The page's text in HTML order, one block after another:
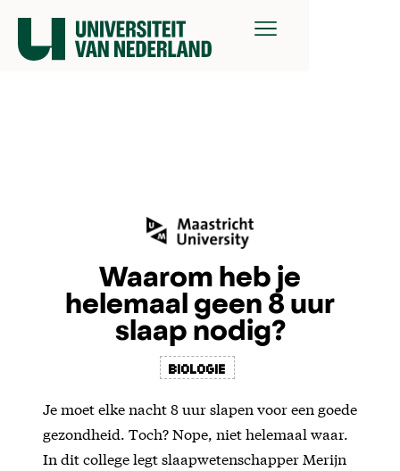
Waarom heb je
helemaal geen 8 uur
slaap nodig?
biologie
Je moet elke nacht 8 uur slapen voor een goede
gezondheid. Toch? Nope, niet helemaal waar.
In dit college legt slaapwetenschapper Merijn